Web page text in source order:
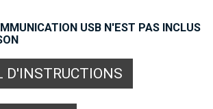
USB N'EST PAS INCLUS
D'INSTRUCTIONS